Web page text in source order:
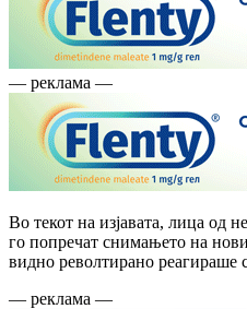
— реклама —
Во текот на изјавата, лица од
го попречат снимањето на
видно револтирано реагираше
— реклама —